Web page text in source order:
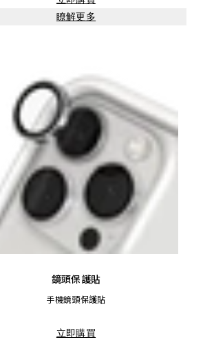
瞭解更多
鏡頭保護貼
手機鏡頭保護貼
立即購買